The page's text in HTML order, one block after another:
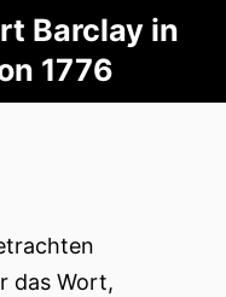
Barclay in
1776
das Wort,